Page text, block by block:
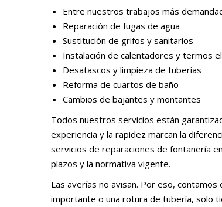
Entre nuestros trabajos más
Reparación de fugas de agua
Sustitución de grifos y sanitarios
Instalación de calentadores y termos
Desatascos y limpieza de tuberías
Reforma de cuartos de baño
Cambios de bajantes y montantes
Todos nuestros servicios están
experiencia y la rapidez marcan la
servicios de reparaciones de fontanería
plazos y la normativa vigente.
Las averías no avisan. Por eso,
importante o una rotura de tubería, solo